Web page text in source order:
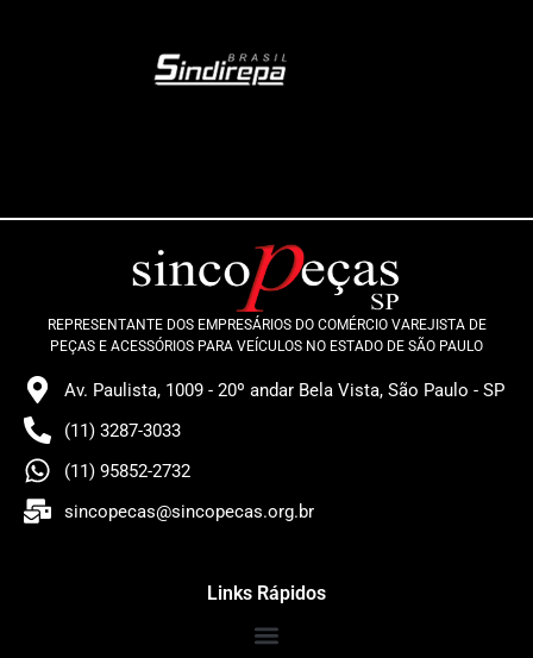
REPRESENTANTE DOS EMPRESÁRIOS DO COMÉRCIO VAREJISTA DE
PEÇAS E ACESSÓRIOS PARA VEÍCULOS NO ESTADO DE SÃO PAULO
Av. Paulista, 1009 - 20º andar Bela Vista, São Paulo - SP
(11) 3287-3033
(11) 95852-2732
sincopecas@sincopecas.org.br
Links Rápidos